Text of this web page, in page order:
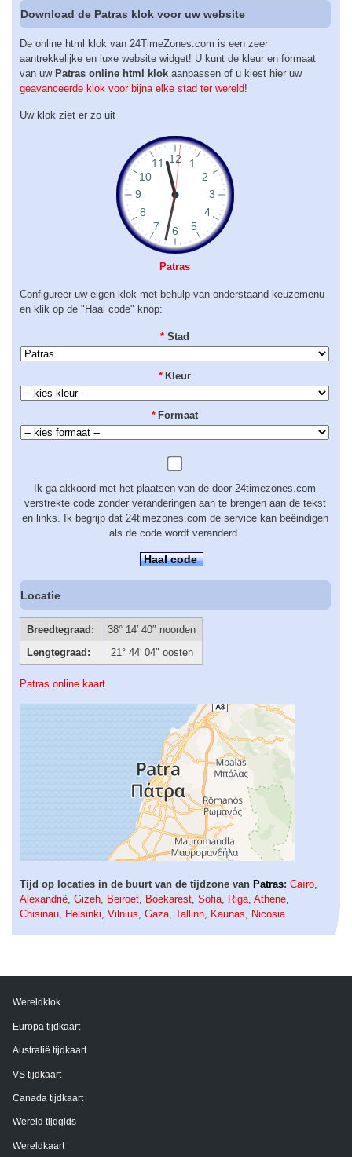
Download de Patras klok voor uw website
De online html klok van 24TimeZones.com is een zeer
aantrekkelijke en luxe website widget! U kunt de kleur en formaat
van uw Patras online html klok aanpassen of u kiest hier uw
geavanceerde klok voor bijna elke stad ter wereld!
Uw klok ziet er zo uit
Patras
Configureer uw eigen klok met behulp van onderstaand keuzemenu
en klik op de "Haal code" knop:
* Stad
* Kleur
* Formaat
Ik ga akkoord met het plaatsen van de door 24timezones.com
verstrekte code zonder veranderingen aan te brengen aan de tekst
en links. Ik begrijp dat 24timezones.com de service kan beëindigen
als de code wordt veranderd.
Haal code
Locatie
Breedtegraad:
38° 14′ 40″ noorden
Lengtegraad:
21° 44′ 04″ oosten
Patras online kaart
Tijd op locaties in de buurt van de tijdzone van Patras: Caïro
Alexandrië Gizeh Beiroet Boekarest Sofia Riga Athene
Chisinau
Helsinki Vilnius Gaza Tallinn Kaunas Nicosia
Wereldklok
Europa tijdkaart
Australië tijdkaart
VS tijdkaart
Canada tijdkaart
Wereld tijdgids
Wereldkaart